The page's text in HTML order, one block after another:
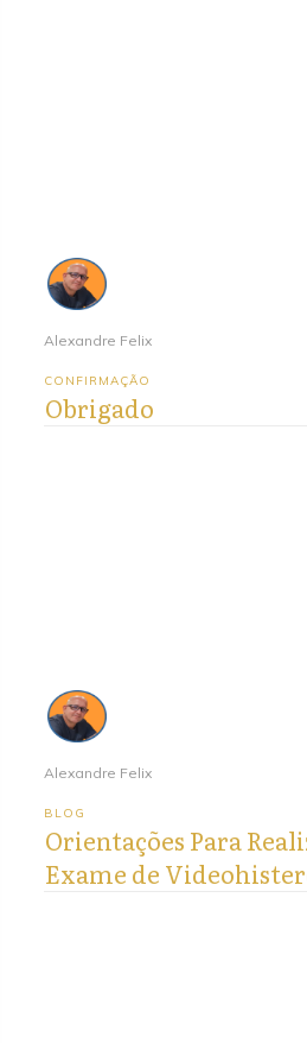
Alexandre Felix
CONFIRMAÇÃO
Obrigado
Alexandre Felix
BLOG
Orientações Para
Exame de